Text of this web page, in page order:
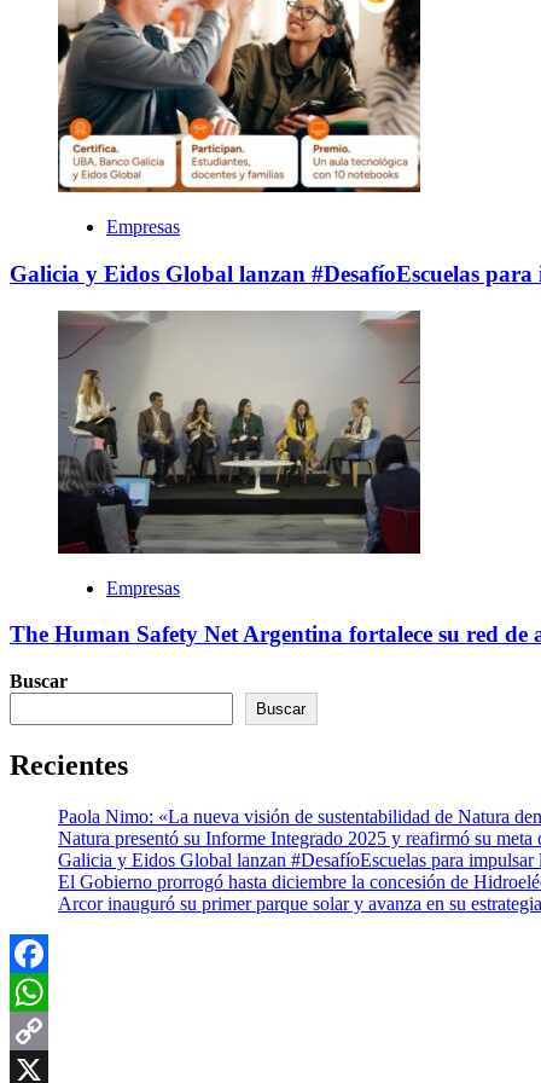
Empresas
Galicia y Eidos Global lanzan #DesafíoEscuelas
Empresas
The Human Safety Net Argentina fortalece su red
Buscar
Buscar
Recientes
Paola Nimo: «La nueva visión de sustentabilidad de Natura
Natura presentó su Informe Integrado 2025 y reafirmó su meta
Galicia y Eidos Global lanzan #DesafíoEscuelas para
El Gobierno prorrogó hasta diciembre la concesión de
Arcor inauguró su primer parque solar y avanza en su
Facebook
WhatsApp
Copy